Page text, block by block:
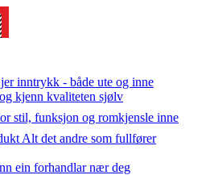
inntrykk - både ute og inne
kjenn kvaliteten sjølv
stil, funksjon og romkjensle inne
Alt det andre som fullfører
ein forhandlar nær deg